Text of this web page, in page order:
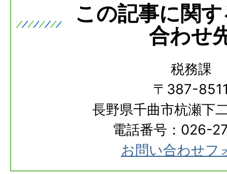
この記事に関
合わせ
税務課
〒387-
長野県千曲市杭瀬下
電話番号：026-
お問い合わせフ